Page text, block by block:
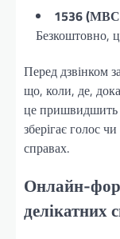
1536
Безкоштовно,
Перед дзвінком
що, коли, де,
це пришвидшить
зберігає голос
справах.
Онлайн-
делікатних